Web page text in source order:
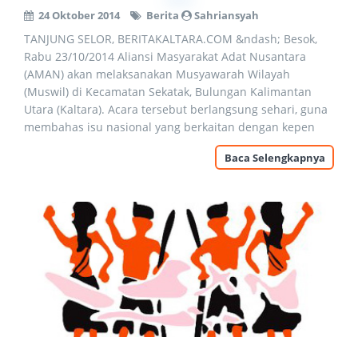
24 Oktober 2014 Berita Sahriansyah
TANJUNG SELOR, BERITAKALTARA.COM &ndash; Besok,
Rabu 23/10/2014 Aliansi Masyarakat Adat Nusantara
(AMAN) akan melaksanakan Musyawarah Wilayah
(Muswil) di Kecamatan Sekatak, Bulungan Kalimantan
Utara (Kaltara). Acara tersebut berlangsung sehari, guna
membahas isu nasional yang berkaitan dengan kepen
Baca Selengkapnya